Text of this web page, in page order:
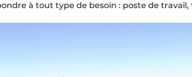
à tout type de besoin : poste de